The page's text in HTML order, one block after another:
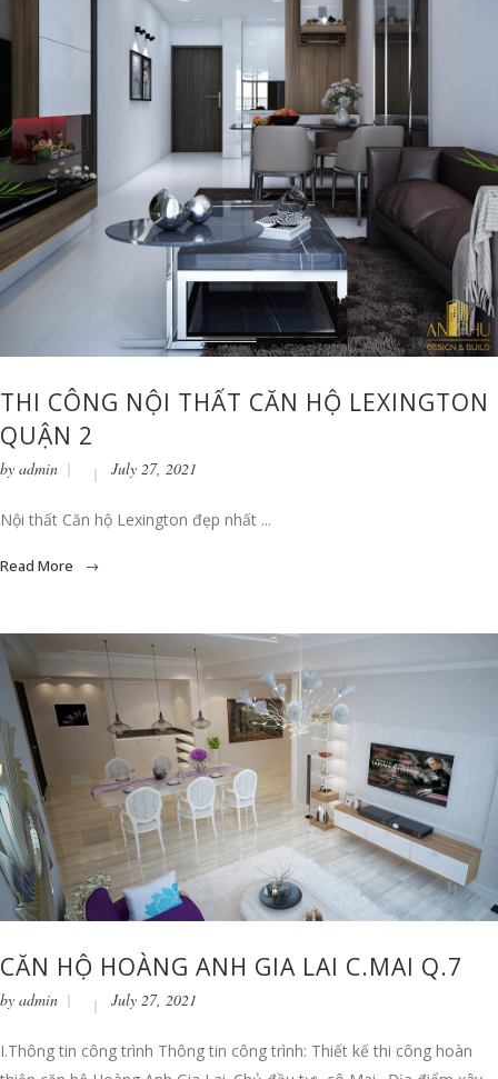
THI CÔNG NỘI THẤT CĂN HỘ LEXINGTON
QUẬN 2
by admin July 27, 2021
Nội thất Căn hộ Lexington đẹp nhất ...
Read More
CĂN HỘ HOÀNG ANH GIA LAI C.MAI Q.7
by admin July 27, 2021
I.Thông tin công trình Thông tin công trình: Thiết kế thi công hoàn